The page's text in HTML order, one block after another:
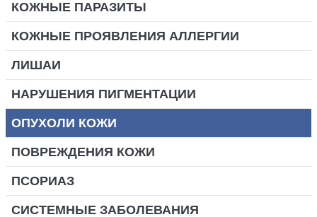
КОЖНЫЕ ПАРАЗИТЫ
КОЖНЫЕ ПРОЯВЛЕНИЯ АЛЛЕРГИИ
ЛИШАИ
НАРУШЕНИЯ ПИГМЕНТАЦИИ
ОПУХОЛИ КОЖИ
ПОВРЕЖДЕНИЯ КОЖИ
ПСОРИАЗ
СИСТЕМНЫЕ ЗАБОЛЕВАНИЯ